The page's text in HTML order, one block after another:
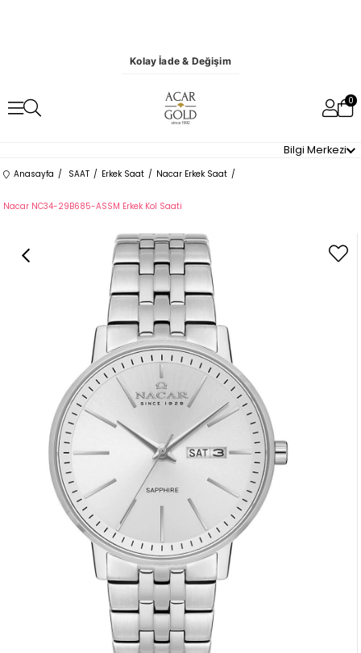
Kolay İade & Değişim
0
Bilgi Merkezi
Anasayfa SAAT Erkek Saat Nacar Erkek Saat
Nacar NC34-29B685-ASSM Erkek Kol Saati